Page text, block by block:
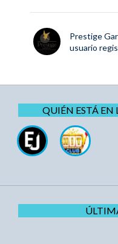
Prestige
usuario
QUIÉN ESTÁ EN